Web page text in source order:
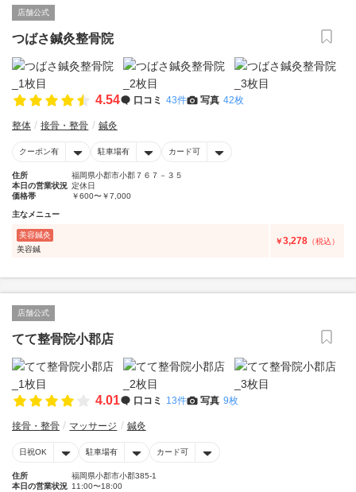
店舗公式
つばさ鍼灸整骨院
4.54 口コミ 43件 写真 42枚
整体 接骨・整骨 鍼灸
クーポン有 駐車場有 カード可
住所
福岡県小郡市小郡７６７－３５
本日の営業状況 定休日
価格帯
￥600〜￥7,000
主なメニュー
美容鍼灸
美容鍼
￥3,278 （税込）
店舗公式
てて整骨院小郡店
4.01 口コミ 13件 写真 9枚
接骨・整骨 マッサージ 鍼灸
日祝OK 駐車場有 カード可
住所
福岡県小郡市小郡385-1
本日の営業状況 11:00〜18:00